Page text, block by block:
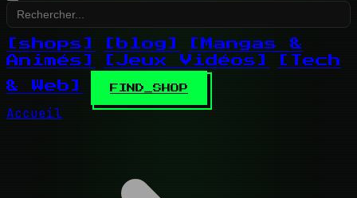
[shops] [blog]
[Mangas &
Animés]
[Jeux Vidéos]
[Tech
& Web]
FIND_SHOP
Accueil